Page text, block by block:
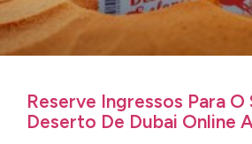
Reserve Ingressos Para
Deserto De Dubai Online